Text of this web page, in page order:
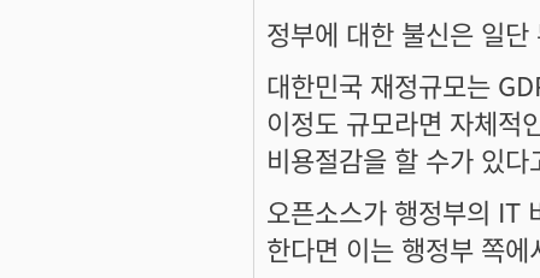
정부에 대한 불신은 일
대한민국 재정규모는
이정도 규모라면 자체적
비용절감을 할 수가 있
오픈소스가 행정부의 IT
한다면 이는 행정부 쪽